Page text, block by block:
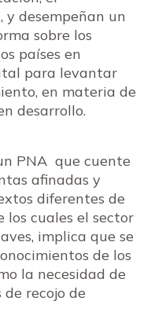
desempeñan un
sobre los
países en
para levantar
en materia de
desarrollo.
PNA que cuente
afinadas y
diferentes de
los cuales el sector
implica que se
de los
la necesidad de
recojo de